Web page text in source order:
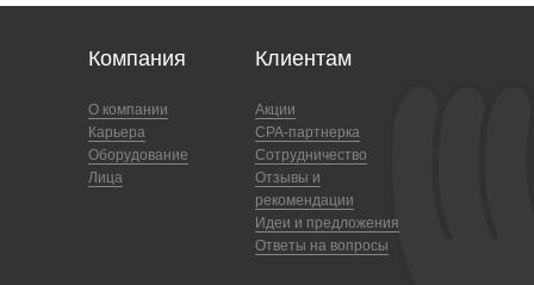
Компания
О компании
Карьера
Оборудование
Лица
Клиентам
Акции
CPA-партнерка
Сотрудничество
Отзывы и
рекомендации
Идеи и предложения
Ответы на вопросы